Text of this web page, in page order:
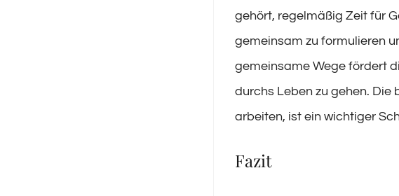
gehört, regelmäßig Zeit für
gemeinsam zu formulieren
gemeinsame Wege fördert
durchs Leben zu gehen. Die
arbeiten, ist ein wichtiger
Fazit